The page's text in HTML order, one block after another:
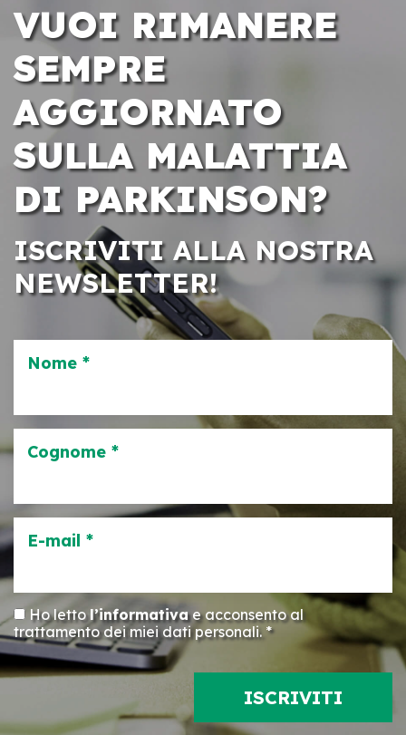
VUOI RIMANERE
SEMPRE
AGGIORNATO
SULLA MALATTIA
DI PARKINSON?
ISCRIVITI ALLA NOSTRA
NEWSLETTER!
Nome *
Cognome *
E-mail *
Ho lettol’informativae acconsento al
trattamento dei miei dati personali. *